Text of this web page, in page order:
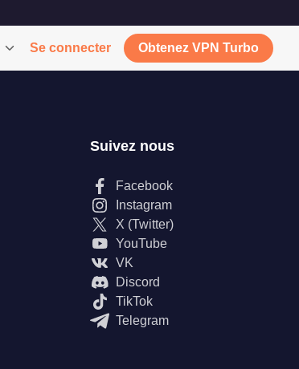
Se connecter Obtenez VPN Turbo
Suivez nous
Facebook
Instagram
X (Twitter)
YouTube
VK
Discord
TikTok
Telegram